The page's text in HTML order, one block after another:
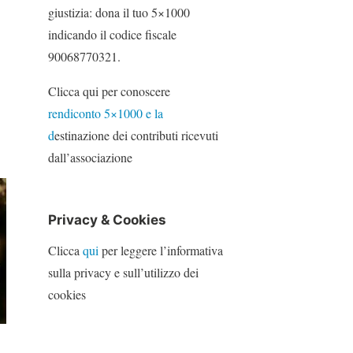
giustizia: dona il tuo 5×1000
indicando il codice fiscale
90068770321.
Clicca qui per conoscere
rendiconto 5×1000 e la
destinazione dei contributi ricevuti
dall’associazione
Privacy & Cookies
Clicca qui per leggere l’informativa
sulla privacy e sull’utilizzo dei
cookies